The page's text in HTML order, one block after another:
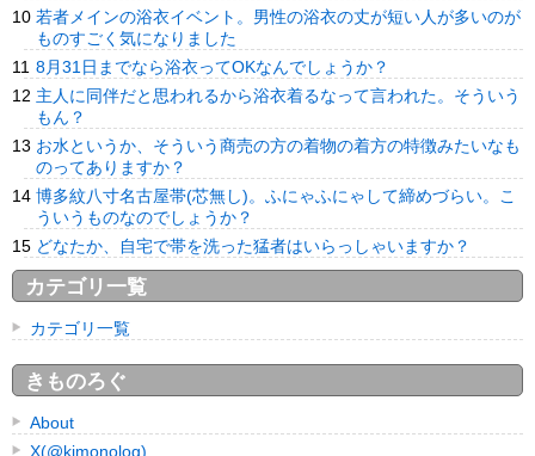
若者メインの浴衣イベント。男性の浴衣の丈が短い人が多いのが
ものすごく気になりました
8月31日までなら浴衣ってOKなんでしょうか？
主人に同伴だと思われるから浴衣着るなって言われた。そういう
もん？
お水というか、そういう商売の方の着物の着方の特徴みたいなも
のってありますか？
博多紋八寸名古屋帯(芯無し)。ふにゃふにゃして締めづらい。こ
ういうものなのでしょうか？
どなたか、自宅で帯を洗った猛者はいらっしゃいますか？
カテゴリ一覧
カテゴリ一覧
きものろぐ
About
X(@kimonolog)